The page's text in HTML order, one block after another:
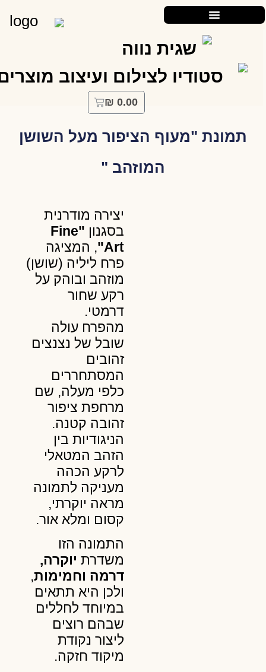
₪ 0.00
תמונת "מעוף הציפור מעל השושן
המוזהב "
יצירה מודרנית
בסגנון
"Fine
Art" , המציגה
פרח ליליה (שושן)
מוזהב ובוהק על
רקע שחור
דרמטי.
מהפרח עולה
שובל של נצנצים
זהובים
המסתחררים
כלפי מעלה, שם
מרחפת ציפור
זהובה קטנה.
הניגודיות בין
הזהב המטאלי
לרקע הכהה
מעניקה לתמונה
מראה יוקרתי,
קסום ומלא אור.
התמונה הזו
משדרת יוקרה,
דרמה וחמימות,
ולכן היא תתאים
במיוחד לחללים
שבהם רוצים
ליצור נקודת
מיקוד חזקה.